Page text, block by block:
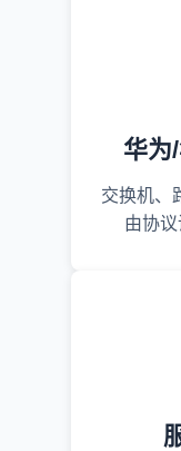
华为
交换机、
由协